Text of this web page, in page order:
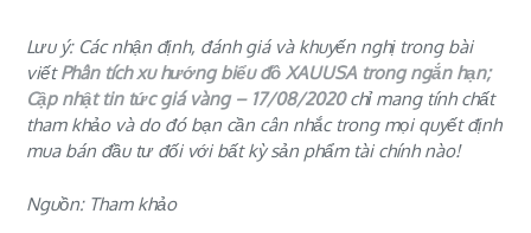
Lưu ý: Các nhận định, đánh giá và khuyến nghị trong bài
viếtPhân tích xu hướng biểu đồ XAUUSA trong ngắn hạn;
Cập nhật tin tức giá vàng – 17/08/2020chỉ mang tính chất
tham khảo và do đó bạn cần cân nhắc trong mọi quyết định
mua bán đầu tư đối với bất kỳ sản phẩm tài chính nào!
Nguồn: Tham khảo